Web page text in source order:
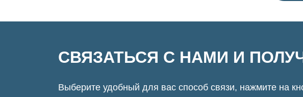
СВЯЗАТЬСЯ С НАМИ И
Выберите удобный для вас способ связи, нажмите на